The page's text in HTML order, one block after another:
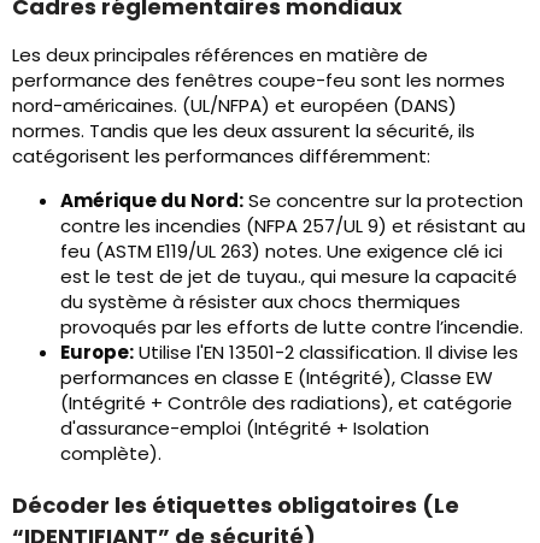
Cadres réglementaires mondiaux
Les deux principales références en matière de
performance des fenêtres coupe-feu sont les normes
nord-américaines. (UL/NFPA) et européen (DANS)
normes. Tandis que les deux assurent la sécurité, ils
catégorisent les performances différemment:
Amérique du Nord:Se concentre sur la protection
contre les incendies (NFPA 257/UL 9) et résistant au
feu (ASTM E119/UL 263) notes. Une exigence clé ici
est le test de jet de tuyau., qui mesure la capacité
du système à résister aux chocs thermiques
provoqués par les efforts de lutte contre l’incendie.
Europe:Utilise l'EN 13501-2 classification. Il divise les
performances en classe E (Intégrité), Classe EW
(Intégrité + Contrôle des radiations), et catégorie
d'assurance-emploi (Intégrité + Isolation
complète).
Décoder les étiquettes obligatoires (Le
“IDENTIFIANT” de sécurité)